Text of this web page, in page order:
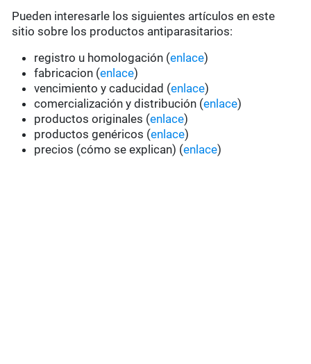
Pueden interesarle los siguientes artículos en este
sitio sobre los productos antiparasitarios:
registro u homologación (enlace)
fabricacion (enlace)
vencimiento y caducidad (enlace)
comercialización y distribución (enlace)
productos originales (enlace)
productos genéricos (enlace)
precios (cómo se explican) (enlace)